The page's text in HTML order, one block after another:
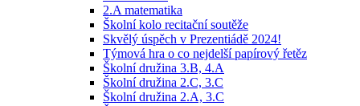
2.A matematika
Školní kolo recitační soutěže
Skvělý úspěch v Prezentiádě 2024!
Týmová hra o co nejdelší papírový řetěz
Školní družina 3.B, 4.A
Školní družina 2.C, 3.C
Školní družina 2.A, 3.C